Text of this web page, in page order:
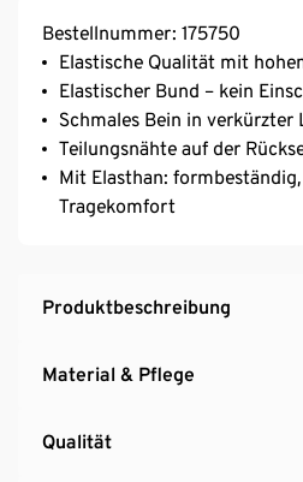
Bestellnummer: 175750
Elastische Qualität mit
Elastischer Bund – kein
Schmales Bein in verkürzter
Teilungsnähte auf der
Mit Elasthan:
Tragekomfort
Produktbeschreibung
Material & Pflege
Qualität